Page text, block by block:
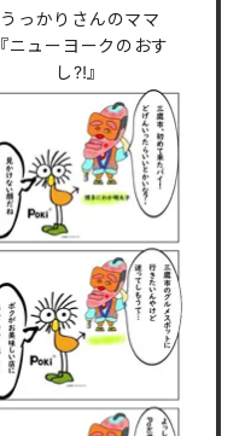
うっかりさんのママ
『ニューヨークのおす
し⁈』